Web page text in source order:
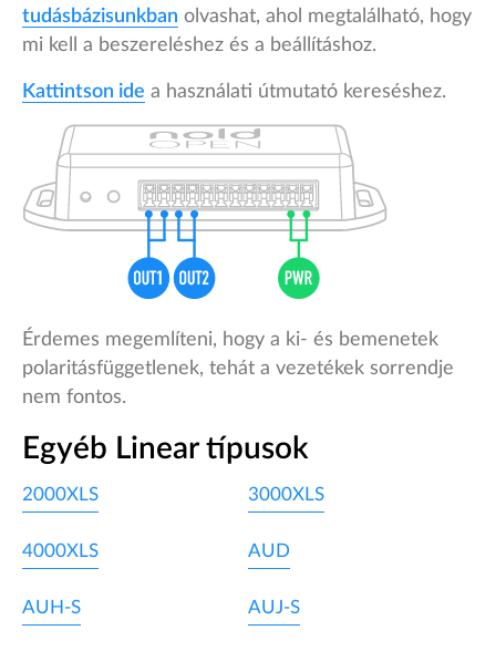
tudásbázisunkban olvashat, ahol megtalálható, hogy
mi kell a beszereléshez és a beállításhoz.
Kattintson ide a használati útmutató kereséshez.
Érdemes megemlíteni, hogy a ki- és bemenetek
polaritásfüggetlenek, tehát a vezetékek sorrendje
nem fontos.
Egyéb Linear típusok
2000XLS 3000XLS
4000XLS AUD
AUH-S AUJ-S